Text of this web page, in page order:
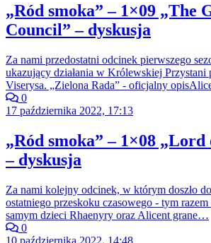
„Ród smoka” – 1×09 „The
Council” – dyskusja
Za nami przedostatni odcinek pierwszego
ukazujący działania w Królewskiej Przystani
Viserysa. „Zielona Rada” - oficjalny
0
17 października 2022, 17:13
„Ród smoka” – 1×08 „Lord
– dyskusja
Za nami kolejny odcinek, w którym doszło
ostatniego przeskoku czasowego - tym
samym dzieci Rhaenyry oraz Alicent grane…
0
10 października 2022, 14:48